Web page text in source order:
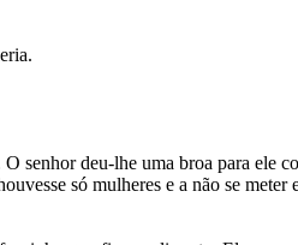
senhor deu-lhe uma broa para ele
só mulheres e a não se meter